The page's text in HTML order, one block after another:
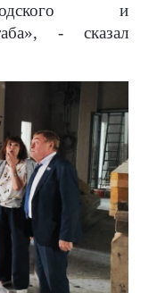
и
- сказал